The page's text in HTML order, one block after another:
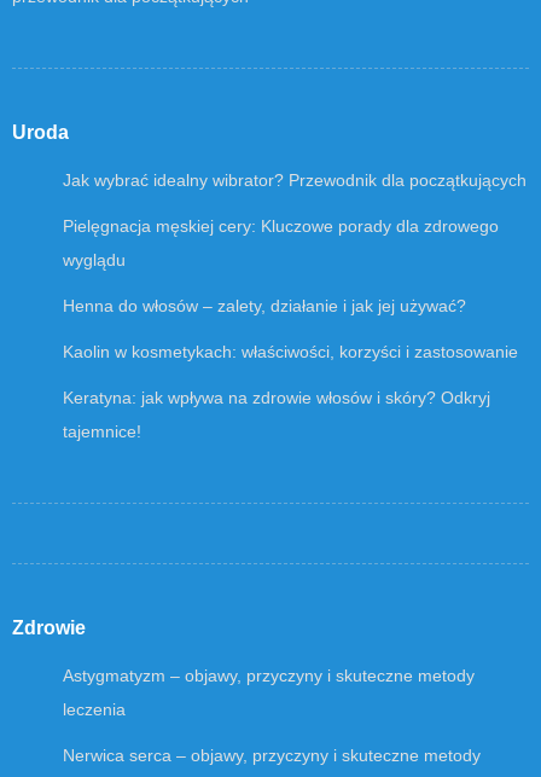
Uroda
Jak wybrać idealny wibrator? Przewodnik dla początkujących
Pielęgnacja męskiej cery: Kluczowe porady dla zdrowego
wyglądu
Henna do włosów – zalety, działanie i jak jej używać?
Kaolin w kosmetykach: właściwości, korzyści i zastosowanie
Keratyna: jak wpływa na zdrowie włosów i skóry? Odkryj
tajemnice!
Zdrowie
Astygmatyzm – objawy, przyczyny i skuteczne metody
leczenia
Nerwica serca – objawy, przyczyny i skuteczne metody